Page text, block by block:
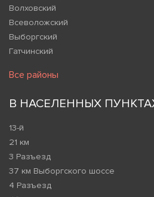
Волховский
Всеволожский
Выборгский
Гатчинский
Все районы
В НАСЕЛЕННЫХ
13-й
21 км
3 Разъезд
37 км Выборгского шоссе
4 Разъезд